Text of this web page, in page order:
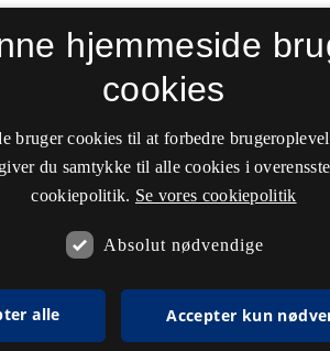
hjemmeside
cookies
bruger cookies til at forbedre
du samtykke til alle cookies i
cookiepolitik. Se vores cookiepolitik
Absolut nødvendige
alle Accepter kun